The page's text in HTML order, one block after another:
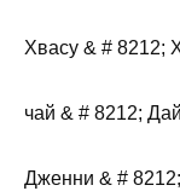
Хвасу & # 8212;
чай & # 8212;
Дженни & #